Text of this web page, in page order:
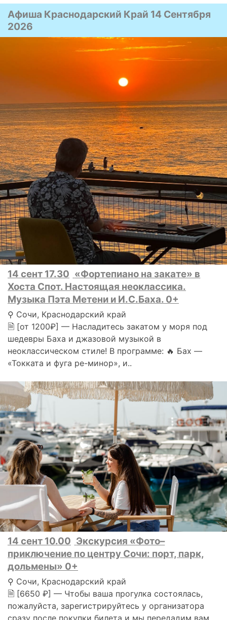
Афиша Краснодарский Край 14 Сентября
2026
14 сент 17.30 «Фортепиано на закате» в
Хоста Спот. Настоящая неоклассика.
Музыка Пэта Метени и И.С.Баха. 0+
⚲ Сочи, Краснодарский край
🗎 [от 1200₽] — Насладитесь закатом у моря под
шедевры Баха и джазовой музыкой в
неоклассическом стиле! В программе: 🔥 Бах —
«Токката и фуга ре-минор», и..
14 сент 10.00 Экскурсия «Фото–
приключение по центру Сочи: порт, парк,
дольмены» 0+
⚲ Сочи, Краснодарский край
🗎 [6650 ₽] — Чтобы ваша прогулка состоялась,
пожалуйста, зарегистрируйтесь у организатора